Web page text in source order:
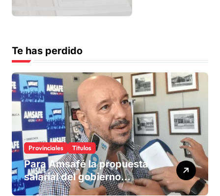
Te has perdido
Provinciales Titulos
Para Amsafé la propuesta
salarial del gobierno
«queda corta» y el viernes